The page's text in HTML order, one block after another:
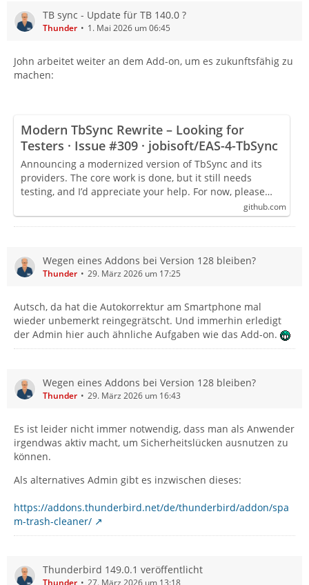
TB sync - Update für TB 140.0 ?
Thunder 1. Mai 2026 um 06:45
John arbeitet weiter an dem Add-on, um es zukunftsfähig zu
machen:
Modern TbSync Rewrite – Looking for
Testers · Issue #309 · jobisoft/EAS-4-TbSync
Announcing a modernized version of TbSync and its
providers. The core work is done, but it still needs
testing, and I’d appreciate your help. For now, please…
github.com
Wegen eines Addons bei Version 128 bleiben?
Thunder 29. März 2026 um 17:25
Autsch, da hat die Autokorrektur am Smartphone mal
wieder unbemerkt reingegrätscht. Und immerhin erledigt
der Admin hier auch ähnliche Aufgaben wie das Add-on.
Wegen eines Addons bei Version 128 bleiben?
Thunder 29. März 2026 um 16:43
Es ist leider nicht immer notwendig, dass man als Anwender
irgendwas aktiv macht, um Sicherheitslücken ausnutzen zu
können.
Als alternatives Admin gibt es inzwischen dieses:
https://addons.thunderbird.net/de/thunderbird/addon/spa
m-trash-cleaner/
Thunderbird 149.0.1 veröffentlicht
Thunder 27. März 2026 um 13:18